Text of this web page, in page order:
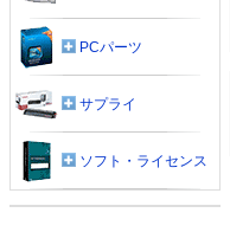
PCパーツ
サプライ
ソフト・ライセンス